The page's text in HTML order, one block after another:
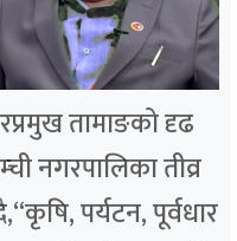
तामाङको दृढ
नगरपालिका तीव्र
पर्यटन, पूर्वधार